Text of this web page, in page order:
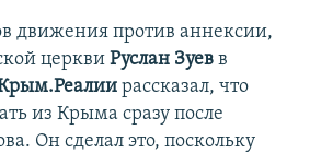
движения против аннексии,
церкви Руслан Зуев в
рассказал, что
из Крыма сразу после
Он сделал это, поскольку